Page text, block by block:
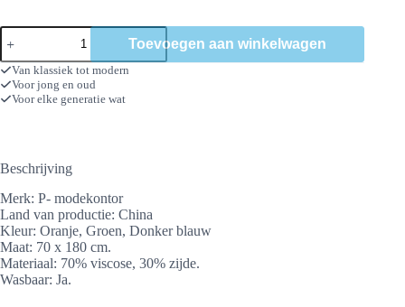
Sjaal
Stad
aantal
Toevoegen aan winkelwagen
Van klassiek tot modern
Voor jong en oud
Voor elke generatie wat
Beschrijving
Merk: P- modekontor
Land van productie: China
Kleur: Oranje, Groen, Donker blauw
Maat: 70 x 180 cm.
Materiaal: 70% viscose, 30% zijde.
Wasbaar: Ja.